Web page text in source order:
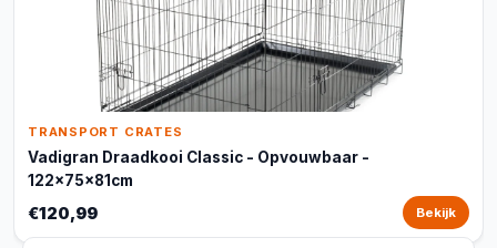
TRANSPORT CRATES
Vadigran Draadkooi Classic - Opvouwbaar -
122x75x81cm
€120,99 Bekijk